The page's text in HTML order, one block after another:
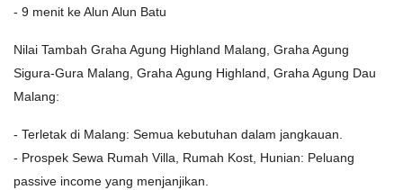
- 9 menit ke Alun Alun Batu
Nilai Tambah Graha Agung Highland Malang, Graha Agung
Sigura-Gura Malang, Graha Agung Highland, Graha Agung Dau
Malang:
- Terletak di Malang: Semua kebutuhan dalam jangkauan.
- Prospek Sewa Rumah Villa, Rumah Kost, Hunian: Peluang
passive income yang menjanjikan.